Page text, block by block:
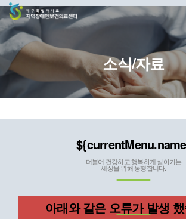
문
바
로
가
소식/자료
더불어 건강하고 행복하게 살아가는
세상을 위해 동행합니다.
아래와 같은 오류가 발생